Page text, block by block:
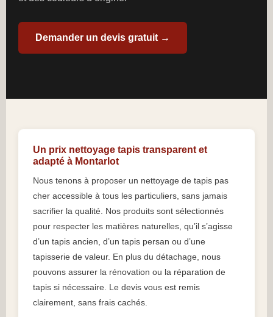
Demander un devis gratuit →
Un prix nettoyage tapis transparent et
adapté à Montarlot
Nous tenons à proposer un nettoyage de tapis pas
cher accessible à tous les particuliers, sans jamais
sacrifier la qualité. Nos produits sont sélectionnés
pour respecter les matières naturelles, qu’il s’agisse
d’un tapis ancien, d’un tapis persan ou d’une
tapisserie de valeur. En plus du détachage, nous
pouvons assurer la rénovation ou la réparation de
tapis si nécessaire. Le devis vous est remis
clairement, sans frais cachés.